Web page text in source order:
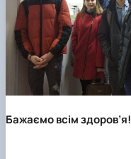
Бажаємо всім здоров’я!